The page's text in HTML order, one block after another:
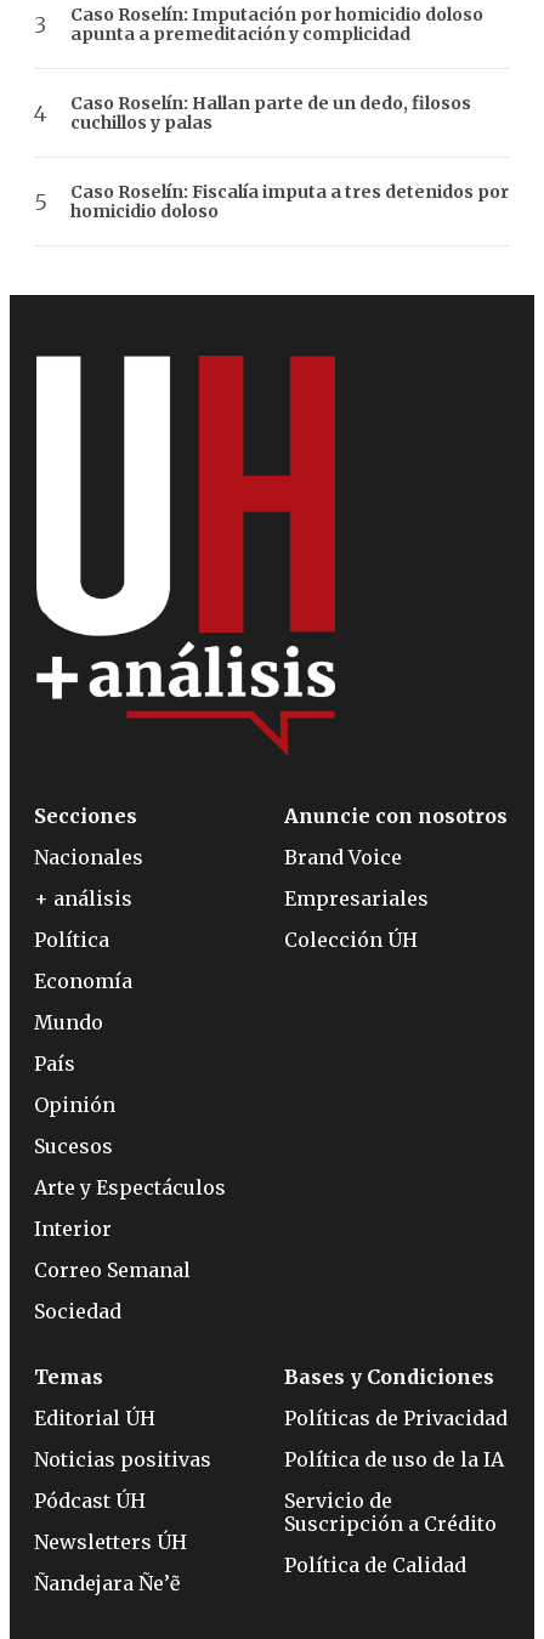
Caso Roselín: Imputación por homicidio doloso
apunta a premeditación y complicidad
Caso Roselín: Hallan parte de un dedo, filosos
cuchillos y palas
Caso Roselín: Fiscalía imputa a tres detenidos por
homicidio doloso
Secciones
Nacionales
+ análisis
Política
Economía
Mundo
País
Opinión
Sucesos
Arte y Espectáculos
Interior
Correo Semanal
Sociedad
Anuncie con nosotros
Brand Voice
Empresariales
Colección ÚH
Temas
Editorial ÚH
Noticias positivas
Pódcast ÚH
Newsletters ÚH
Ñandejara Ñe’ẽ
Bases y Condiciones
Políticas de Privacidad
Política de uso de la IA
Servicio de
Suscripción a Crédito
Política de Calidad